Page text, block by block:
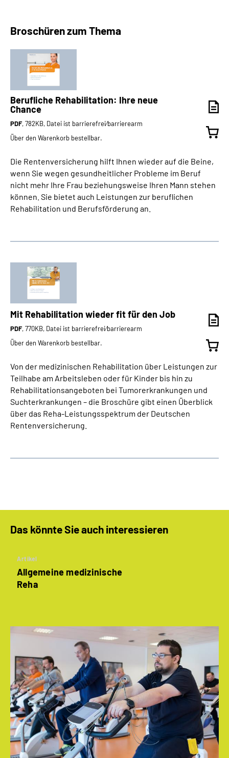
Broschüren zum Thema
Berufliche Rehabilitation: Ihre neue
Chance
PDF, 782KB, Datei ist barrierefrei⁄barrierearm
Über den Warenkorb bestellbar.
Die Rentenversicherung hilft Ihnen wieder auf die Beine,
wenn Sie wegen gesundheitlicher Probleme im Beruf
nicht mehr Ihre Frau beziehungsweise Ihren Mann stehen
können. Sie bietet auch Leistungen zur beruflichen
Rehabilitation und Berufsförderung an.
Mit Rehabilitation wieder fit für den Job
PDF, 770KB, Datei ist barrierefrei⁄barrierearm
Über den Warenkorb bestellbar.
Von der medizinischen Rehabilitation über Leistungen zur
Teilhabe am Arbeitsleben oder für Kinder bis hin zu
Rehabilitationsangeboten bei Tumorerkrankungen und
Suchterkrankungen – die Broschüre gibt einen Überblick
über das Reha-Leistungsspektrum der Deutschen
Rentenversicherung.
Das könnte Sie auch interessieren
Artikel
Allgemeine medizinische
Reha